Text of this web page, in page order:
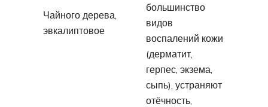
Чайного дерева,
эвкалиптовое
большинство
видов
воспалений кожи
(дерматит,
герпес, экзема,
сыпь), устраняют
отёчность,